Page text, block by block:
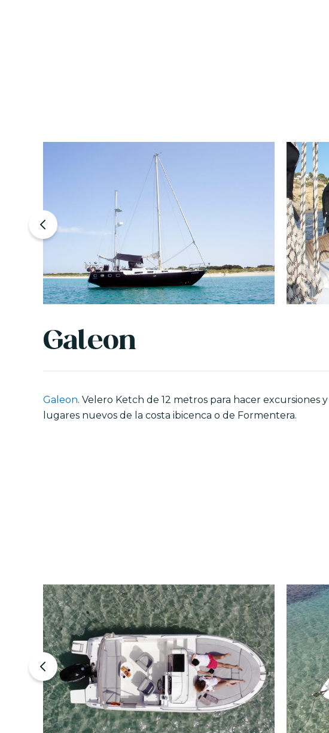
Galeon
Galeon. Velero Ketch de 12 metros para hacer excursiones
lugares nuevos de la costa ibicenca o de Formentera.